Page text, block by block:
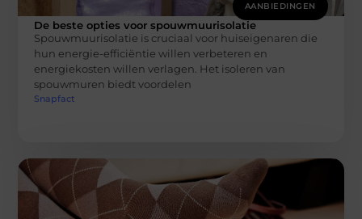
AANBIEDINGEN
De beste opties voor spouwmuurisolatie
Spouwmuurisolatie is cruciaal voor huiseigenaren die
hun energie-efficiëntie willen verbeteren en
energiekosten willen verlagen. Het isoleren van
spouwmuren biedt voordelen
Snapfact